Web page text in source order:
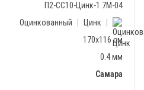
П2-СС10-Цинк-1.7М-04
Оцинкованный Цинк
170х116 см
0.4 мм
Самара